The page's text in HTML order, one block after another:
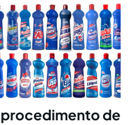
de